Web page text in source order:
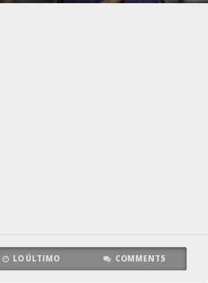
LO ÚLTIMO COMMENTS